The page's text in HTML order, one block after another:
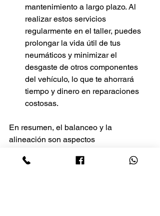
mantenimiento a largo plazo. Al
realizar estos servicios
regularmente en el taller, puedes
prolongar la vida útil de tus
neumáticos y minimizar el
desgaste de otros componentes
del vehículo, lo que te ahorrará
tiempo y dinero en reparaciones
costosas.
En resumen, el balanceo y la
alineación son aspectos
vehículo que no debes pasar por alto.